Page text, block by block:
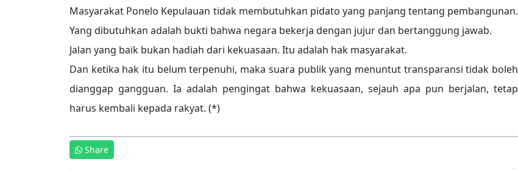
Masyarakat Ponelo Kepulauan tidak membutuhkan pidato yang panjang tentang pembangunan.
Yang dibutuhkan adalah bukti bahwa negara bekerja dengan jujur dan bertanggung jawab.
Jalan yang baik bukan hadiah dari kekuasaan. Itu adalah hak masyarakat.
Dan ketika hak itu belum terpenuhi, maka suara publik yang menuntut transparansi tidak boleh
dianggap gangguan. Ia adalah pengingat bahwa kekuasaan, sejauh apa pun berjalan, tetap
harus kembali kepada rakyat. (*)
Share